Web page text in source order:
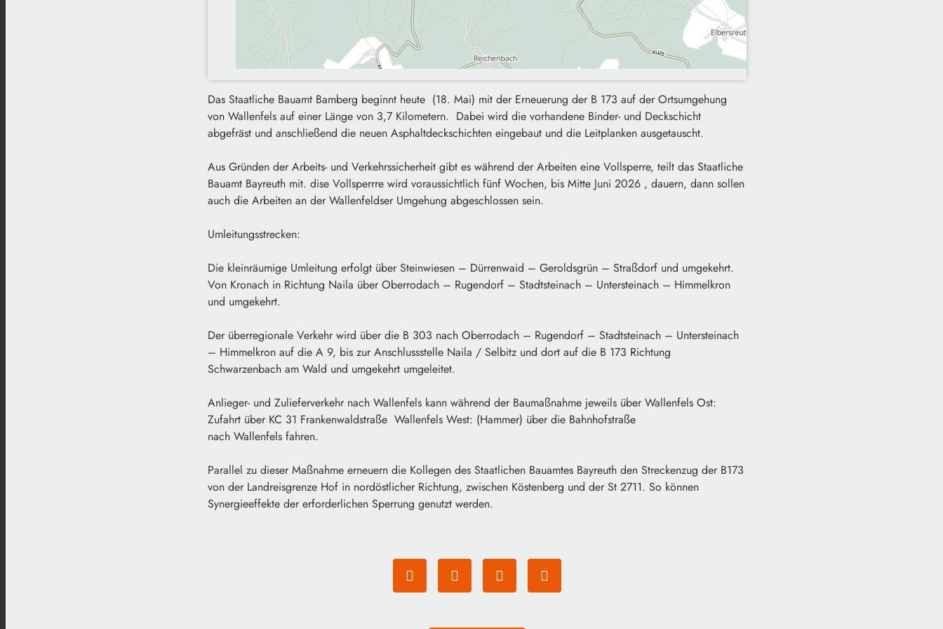
Das Staatliche Bauamt Bamberg beginnt heute (18. Mai) mit der Erneuerung der B 173 auf der Ortsumgehung
von Wallenfels auf einer Länge von 3,7 Kilometern. Dabei wird die vorhandene Binder- und Deckschicht
abgefräst und anschließend die neuen Asphaltdeckschichten eingebaut und die Leitplanken ausgetauscht.
Aus Gründen der Arbeits- und Verkehrssicherheit gibt es während der Arbeiten eine Vollsperre, teilt das Staatliche
Bauamt Bayreuth mit. dise Vollsperrre wird voraussichtlich fünf Wochen, bis Mitte Juni 2026 , dauern, dann sollen
auch die Arbeiten an der Wallenfeldser Umgehung abgeschlossen sein.
Umleitungsstrecken:
Die kleinräumige Umleitung erfolgt über Steinwiesen – Dürrenwaid – Geroldsgrün – Straßdorf und umgekehrt.
Von Kronach in Richtung Naila über Oberrodach – Rugendorf – Stadtsteinach – Untersteinach – Himmelkron
und umgekehrt.
Der überregionale Verkehr wird über die B 303 nach Oberrodach – Rugendorf – Stadtsteinach – Untersteinach
– Himmelkron auf die A 9, bis zur Anschlussstelle Naila / Selbitz und dort auf die B 173 Richtung
Schwarzenbach am Wald und umgekehrt umgeleitet.
Anlieger- und Zulieferverkehr nach Wallenfels kann während der Baumaßnahme jeweils über Wallenfels Ost:
Zufahrt über KC 31 Frankenwaldstraße Wallenfels West: (Hammer) über die Bahnhofstraße
nach Wallenfels fahren.
Parallel zu dieser Maßnahme erneuern die Kollegen des Staatlichen Bauamtes Bayreuth den Streckenzug der B173
von der Landreisgrenze Hof in nordöstlicher Richtung, zwischen Köstenberg und der St 2711. So können
Synergieeffekte der erforderlichen Sperrung genutzt werden.